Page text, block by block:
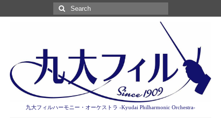
Search
for:
九大フィルハーモニー・オーケストラ -Kyudai Philharmonic Orchestra-